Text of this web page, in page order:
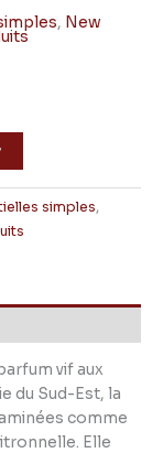
, New
simples,
vif aux
du Sud-Est, la
comme
Elle